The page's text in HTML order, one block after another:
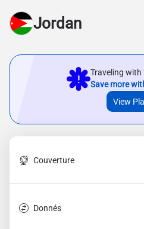
Jordan
Traveling with
Save more
View
Couverture
Donnés